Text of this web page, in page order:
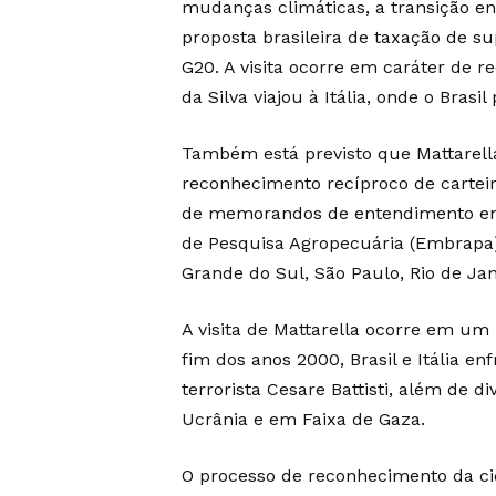
mudanças climáticas, a transição
proposta brasileira de taxação de
G20. A visita ocorre em caráter de
da Silva viajou à Itália, onde o
Também está previsto que
reconhecimento recíproco de
de memorandos de entendimento
de Pesquisa Agropecuária
Grande do Sul, São Paulo, Rio de
A visita de Mattarella ocorre em
fim dos anos 2000, Brasil e Itália
terrorista Cesare Battisti, além de
Ucrânia e em Faixa de Gaza.
O processo de reconhecimento da